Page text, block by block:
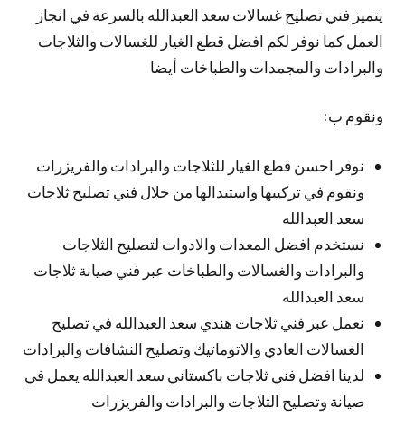
يتميز فني تصليح غسالات سعد العبدالله بالسرعة في انجاز
العمل كما نوفر لكم افضل قطع الغيار للغسالات والثلاجات
والبرادات والمجمدات والطباخات أيضا
ونقوم ب:
نوفر احسن قطع الغيار للثلاجات والبرادات والفريزرات
ونقوم في تركيبها واستبدالها من خلال فني تصليح ثلاجات
سعد العبدالله
نستخدم افضل المعدات والادوات لتصليح الثلاجات
والبرادات والغسالات والطباخات عبر فني صيانة ثلاجات
سعد العبدالله
نعمل عبر فني ثلاجات هندي سعد العبدالله في تصليح
الغسالات العادي والاتوماتيك وتصليح النشافات والبرادات
لدينا افضل فني ثلاجات باكستاني سعد العبدالله يعمل في
صيانة وتصليح الثلاجات والبرادات والفريزرات